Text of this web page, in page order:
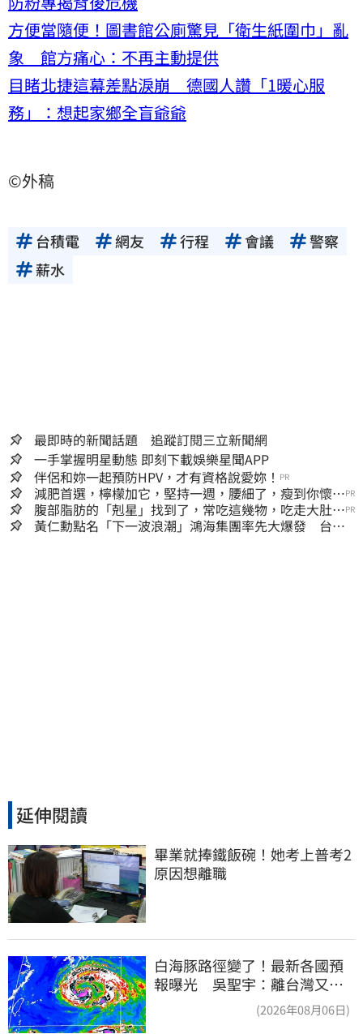
方便當隨便！圖書館公廁驚見「衛生紙圍巾」亂
象 館方痛心：不再主動提供
目睹北捷這幕差點淚崩 德國人讚「1暖心服
務」：想起家鄉全盲爺爺
©外稿
台積電 網友 行程 會議
警察
薪水
最即時的新聞話題 追蹤訂閱三立新聞網
一手掌握明星動態 即刻下載娛樂星聞APP
伴侶和妳一起預防HPV，才有資格說愛妳！ PR
減肥首選，檸檬加它，堅持一週，腰細了，瘦到你懷疑
人生
PR
腹部脂肪的「剋星」找到了，常吃這幾物，吃走大肚
囊，瘦出小蠻腰
PR
黃仁勳點名「下一波浪潮」鴻海集團率先大爆發 台股
延伸閱讀
畢業就捧鐵飯碗！她考上普考2
原因想離職
白海豚路徑變了！最新各國預
報曝光 吳聖宇：離台灣又更
(2026年08月06日)